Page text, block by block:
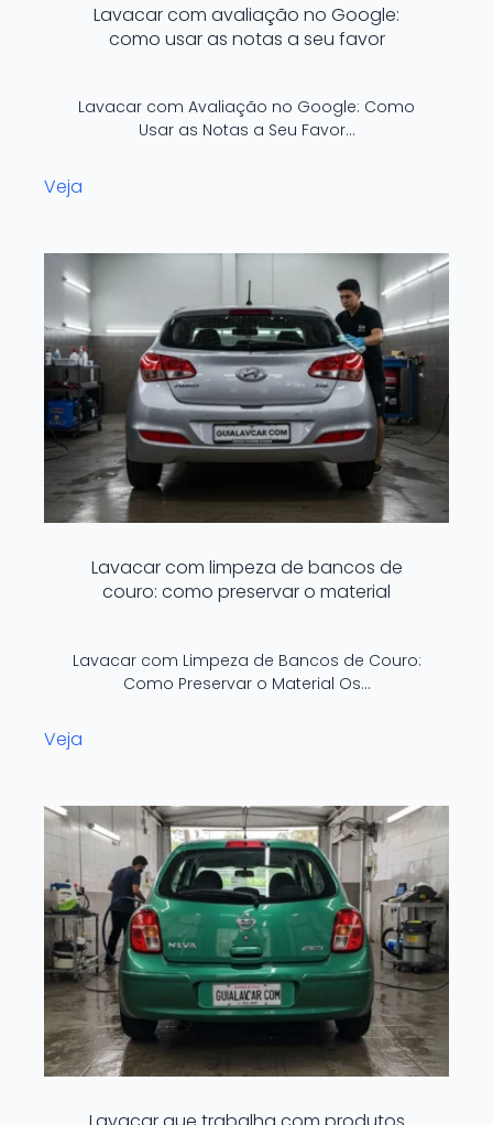
Lavacar com avaliação no Google:
como usar as notas a seu favor
Lavacar com Avaliação no Google: Como
Usar as Notas a Seu Favor…
Veja
Lavacar com limpeza de bancos de
couro: como preservar o material
Lavacar com Limpeza de Bancos de Couro:
Como Preservar o Material Os…
Veja